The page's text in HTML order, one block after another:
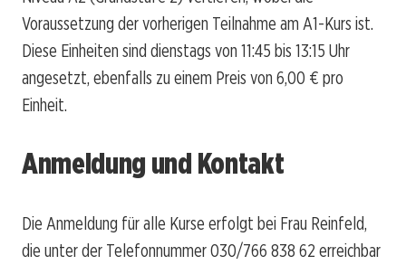
Voraussetzung der vorherigen Teilnahme am A1-Kurs ist.
Diese Einheiten sind dienstags von 11:45 bis 13:15 Uhr
angesetzt, ebenfalls zu einem Preis von 6,00 € pro
Einheit.
Anmeldung und Kontakt
Die Anmeldung für alle Kurse erfolgt bei Frau Reinfeld,
die unter der Telefonnummer 030/766 838 62 erreichbar